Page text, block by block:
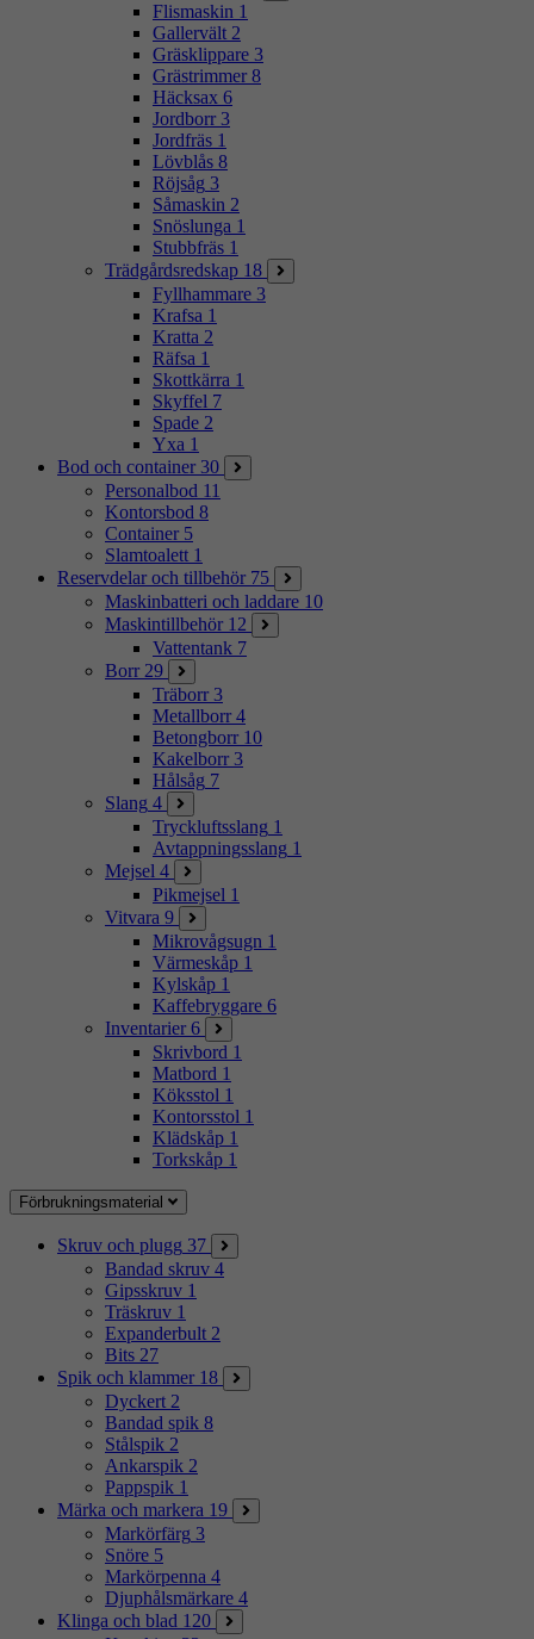
Flismaskin 1
Gallervält 2
Gräsklippare 3
Grästrimmer 8
Häcksax 6
Jordborr 3
Jordfräs 1
Lövblås 8
Röjsåg 3
Såmaskin 2
Snöslunga 1
Stubbfräs 1
Trädgårdsredskap 18
Fyllhammare 3
Krafsa 1
Kratta 2
Räfsa 1
Skottkärra 1
Skyffel 7
Spade 2
Yxa 1
Bod och container 30
Personalbod 11
Kontorsbod 8
Container 5
Slamtoalett 1
Reservdelar och tillbehör 75
Maskinbatteri och laddare 10
Maskintillbehör 12
Vattentank 7
Borr 29
Träborr 3
Metallborr 4
Betongborr 10
Kakelborr 3
Hålsåg 7
Slang 4
Tryckluftsslang 1
Avtappningsslang 1
Mejsel 4
Pikmejsel 1
Vitvara 9
Mikrovågsugn 1
Värmeskåp 1
Kylskåp 1
Kaffebryggare 6
Inventarier 6
Skrivbord 1
Matbord 1
Köksstol 1
Kontorsstol 1
Klädskåp 1
Torkskåp 1
Förbrukningsmaterial
Skruv och plugg 37
Bandad skruv 4
Gipsskruv 1
Träskruv 1
Expanderbult 2
Bits 27
Spik och klammer 18
Dyckert 2
Bandad spik 8
Stålspik 2
Ankarspik 2
Pappspik 1
Märka och markera 19
Markörfärg 3
Snöre 5
Markörpenna 4
Djuphålsmärkare 4
Klinga och blad 120